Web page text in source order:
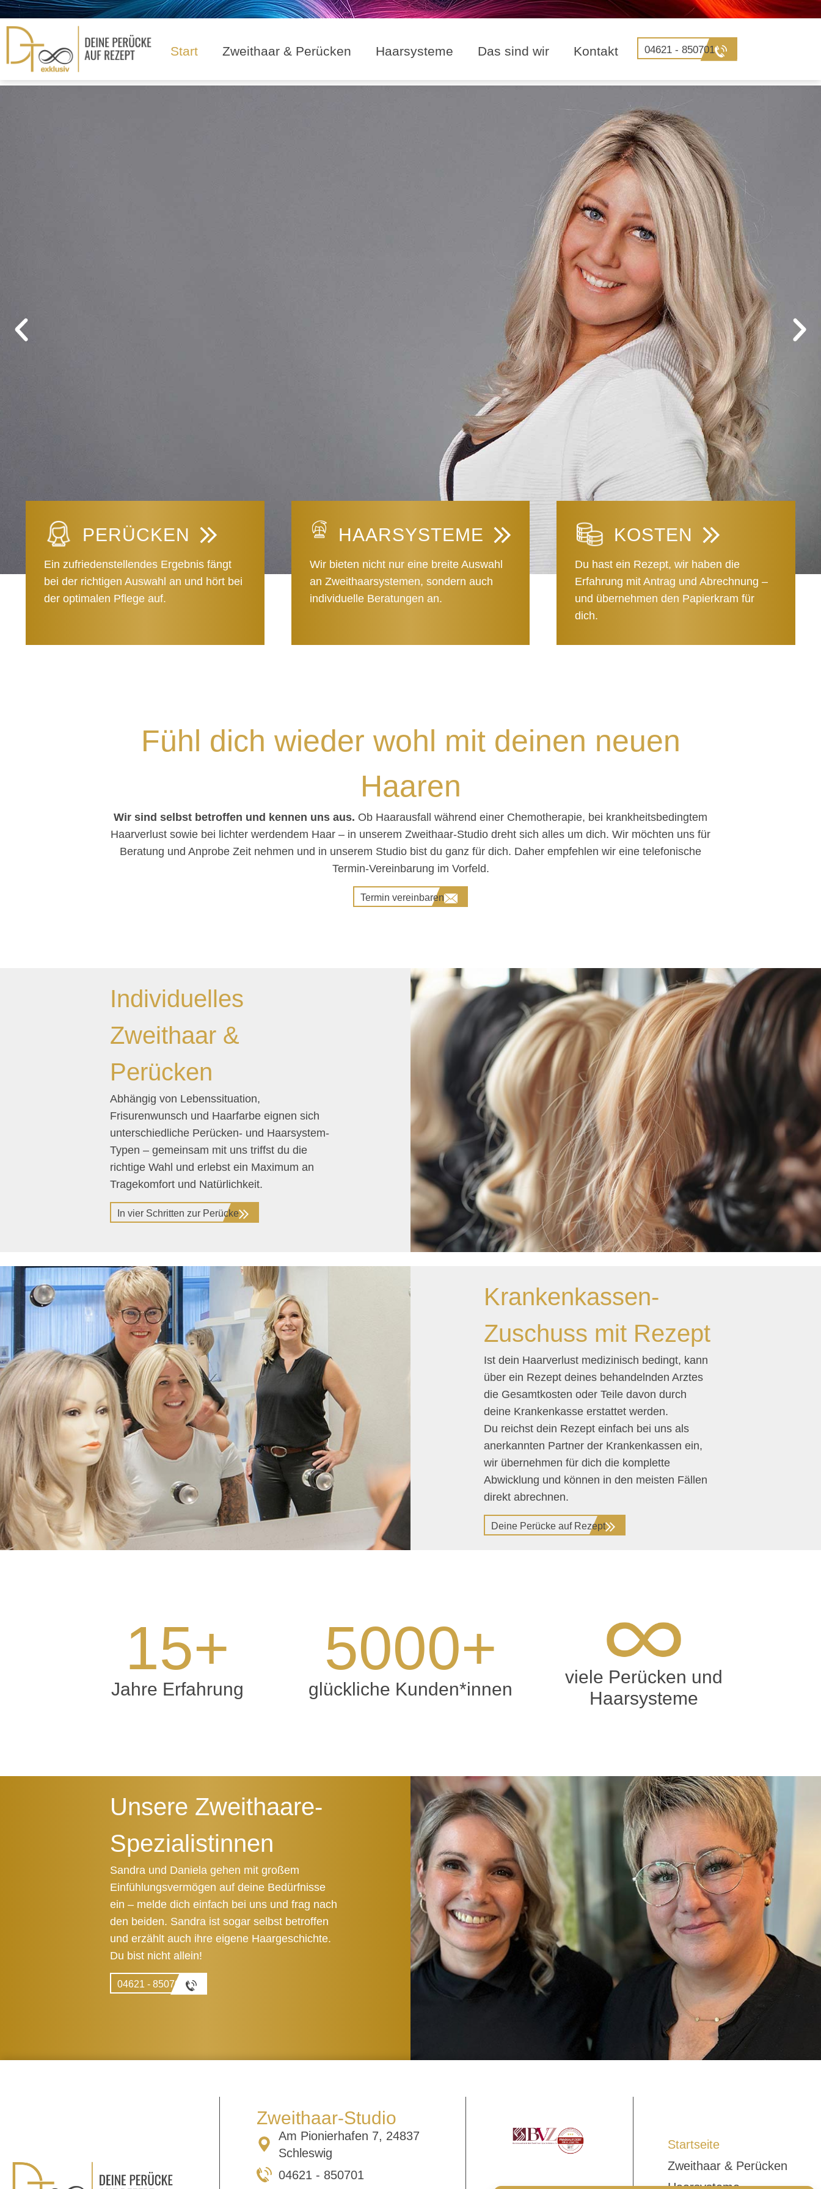
Start Zweithaar & Perücken Haarsysteme Das sind wir Kontakt 04621 - 850701
HAARSYSTEM
volles Haar in 2 Stunden
PERÜCKEN
Ein zufriedenstellendes Ergebnis fängt
bei der richtigen Auswahl an und hört bei
der optimalen Pflege auf.
HAARSYSTEME
Wir bieten nicht nur eine breite Auswahl
an Zweithaarsystemen, sondern auch
individuelle Beratungen an.
KOSTEN
Du hast ein Rezept, wir haben die
Erfahrung mit Antrag und Abrechnung –
und übernehmen den Papierkram für
dich.
Fühl dich wieder wohl mit deinen neuen
Haaren
Wir sind selbst betroffen und kennen uns aus. Ob Haarausfall während einer Chemotherapie, bei krankheitsbedingtem
Haarverlust sowie bei lichter werdendem Haar – in unserem Zweithaar-Studio dreht sich alles um dich. Wir möchten uns für
Beratung und Anprobe Zeit nehmen und in unserem Studio bist du ganz für dich. Daher empfehlen wir eine telefonische
Termin-Vereinbarung im Vorfeld.
Termin vereinbaren
Individuelles
Zweithaar &
Perücken
Abhängig von Lebenssituation,
Frisurenwunsch und Haarfarbe eignen sich
unterschiedliche Perücken- und Haarsystem-
Typen – gemeinsam mit uns triffst du die
richtige Wahl und erlebst ein Maximum an
Tragekomfort und Natürlichkeit.
In vier Schritten zur Perücke
Krankenkassen-
Zuschuss mit Rezept
Ist dein Haarverlust medizinisch bedingt, kann
über ein Rezept deines behandelnden Arztes
die Gesamtkosten oder Teile davon durch
deine Krankenkasse erstattet werden.
Du reichst dein Rezept einfach bei uns als
anerkannten Partner der Krankenkassen ein,
wir übernehmen für dich die komplette
Abwicklung und können in den meisten Fällen
direkt abrechnen.
Deine Perücke auf Rezept
Jahre Erfahrung
15+
glückliche Kunden*innen
5000+
viele Perücken und
Haarsysteme
Unsere Zweithaare-
Spezialistinnen
Sandra und Daniela gehen mit großem
Einfühlungsvermögen auf deine Bedürfnisse
ein – melde dich einfach bei uns und frag nach
den beiden. Sandra ist sogar selbst betroffen
und erzählt auch ihre eigene Haargeschichte.
Du bist nicht allein!
04621 - 850701
Zweithaar-Studio
Am Pionierhafen 7, 24837
Schleswig
04621 - 850701
Startseite
Zweithaar & Perücken